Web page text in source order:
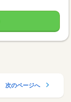
次のページへ